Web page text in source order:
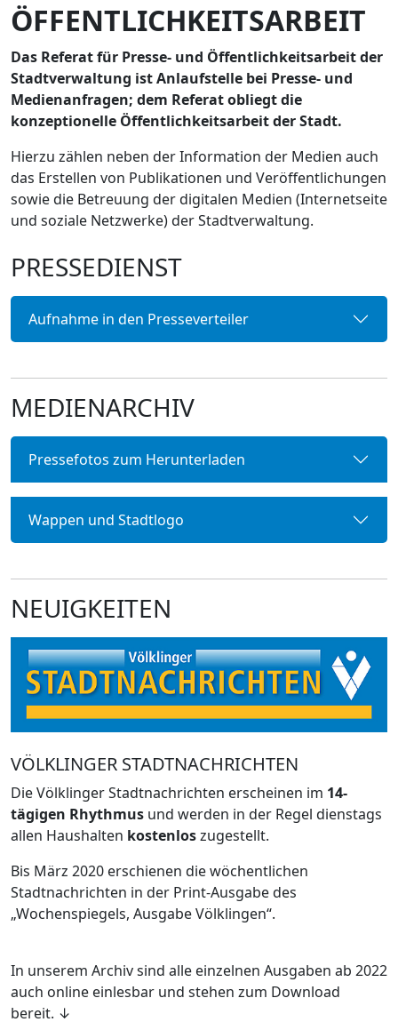
ÖFFENTLICHKEITSARBEIT
Das Referat für Presse- und Öffentlichkeitsarbeit der
Stadtverwaltung ist Anlaufstelle bei Presse- und
Medienanfragen; dem Referat obliegt die
konzeptionelle Öffentlichkeitsarbeit der Stadt.
Hierzu zählen neben der Information der Medien auch
das Erstellen von Publikationen und Veröffentlichungen
sowie die Betreuung der digitalen Medien (Internetseite
und soziale Netzwerke) der Stadtverwaltung.
PRESSEDIENST
Aufnahme in den Presseverteiler
MEDIENARCHIV
Pressefotos zum Herunterladen
Wappen und Stadtlogo
NEUIGKEITEN
VÖLKLINGER STADTNACHRICHTEN
Die Völklinger Stadtnachrichten erscheinen im 14-
tägigen Rhythmus und werden in der Regel dienstags
allen Haushalten kostenloszugestellt.
Bis März 2020 erschienen die wöchentlichen
Stadtnachrichten in der Print-Ausgabe des
„Wochenspiegels, Ausgabe Völklingen“.
In unserem Archiv sind alle einzelnen Ausgaben ab 2022
auch online einlesbar und stehen zum Download
bereit. ↓